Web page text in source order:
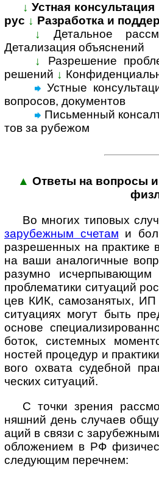
↓ Устная консультация
рус ↓ Разработка и
↓
Детальное
Детализация объяс­нений
↓
Разрешение
решений ↓
Устные
воп­росов, доку­ментов
Письменный
тов за ру­бе­жом
▲ Ответы на вопросы
Во многих типовых
зару­беж­ным счетам и
разре­шенных на прак­тике
на ваши анало­гич­ные
разумно исчер­пы­ва­ющим
пробле­матики ситу­аций
цев КИК, само­за­нятых,
ситу­ациях могут быть
основе
боток, систем­ных
ностей проце­дур и
вого охвата судеб­ной
ческих ситуаций.
С точки зрения
няшний день слу­чаев
аций в связи с
обло­жением в РФ
следу­ющим переч­нем: